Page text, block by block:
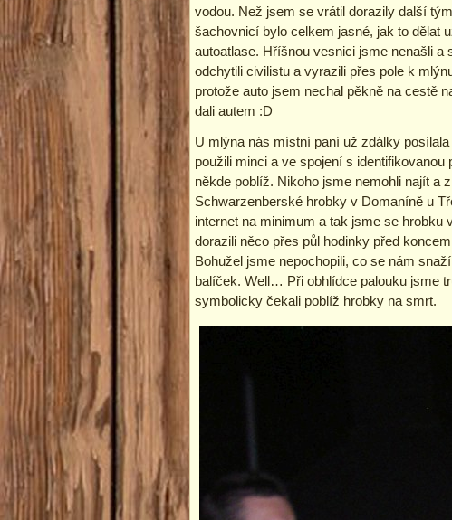
vodou. Než jsem se vrátil dorazily další
šachovnicí bylo celkem jasné, jak to dělat
autoatlase. Hříšnou vesnici jsme nenašli
odchytili civilistu a vyrazili přes pole k
protože auto jsem nechal pěkně na cestě
dali autem :D
U mlýna nás místní paní už zdálky
použili minci a ve spojení s
někde poblíž. Nikoho jsme nemohli najít a
Schwarzenberské hrobky v Domaníně u
internet na minimum a tak jsme se
dorazili něco přes půl hodinky před
Bohužel jsme nepochopili, co se nám
balíček. Well… Při obhlídce palouku jsme
symbolicky čekali poblíž hrobky na smrt.